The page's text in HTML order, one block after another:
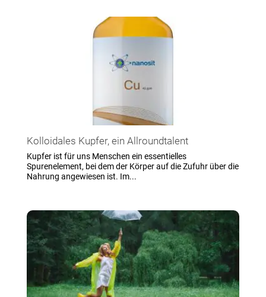
Kolloidales Kupfer, ein Allroundtalent
Kupfer ist für uns Menschen ein essentielles
Spurenelement, bei dem der Körper auf die Zufuhr über die
Nahrung angewiesen ist. Im...